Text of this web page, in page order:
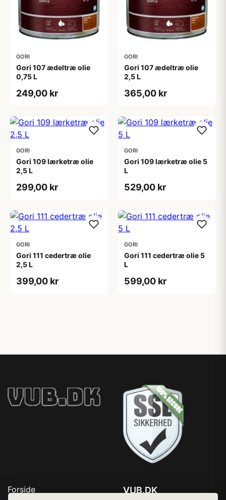
GORI
Gori 107 ædeltræ olie
0,75 L
249,00 kr
GORI
Gori 107 ædeltræ olie
2,5 L
365,00 kr
GORI
Gori 109 lærketræ olie
2,5 L
299,00 kr
GORI
Gori 109 lærketræ olie 5
L
529,00 kr
GORI
Gori 111 cedertræ olie
2,5 L
399,00 kr
GORI
Gori 111 cedertræ olie 5
L
599,00 kr
Forside
VUB.DK